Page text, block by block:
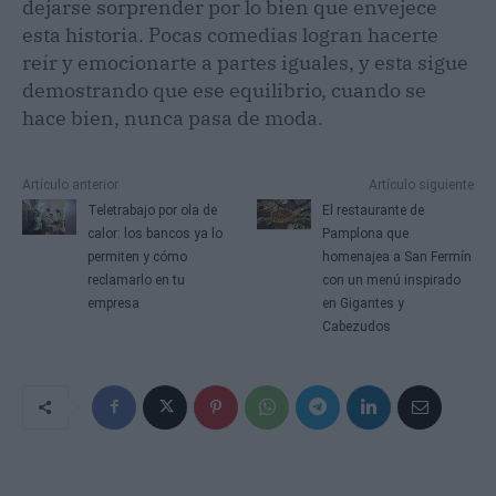
dejarse sorprender por lo bien que envejece
esta historia. Pocas comedias logran hacerte
reír y emocionarte a partes iguales, y esta sigue
demostrando que ese equilibrio, cuando se
hace bien, nunca pasa de moda.
Artículo anterior
Teletrabajo por ola de
calor: los bancos ya lo
permiten y cómo
reclamarlo en tu
empresa
Artículo siguiente
El restaurante de
Pamplona que
homenajea a San Fermín
con un menú inspirado
en Gigantes y
Cabezudos